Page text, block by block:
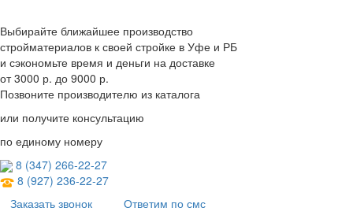
Выбирайте ближайшее производство
стройматериалов к своей стройке в Уфе и РБ
и сэкономьте время и деньги на доставке
от3000 р. до 9000 р.
Позвоните производителю из каталога
или получите консультацию
по единому номеру
8 (347) 266‑22‑27
8 (927) 236‑22‑27
Заказать звонок
Ответим по смс